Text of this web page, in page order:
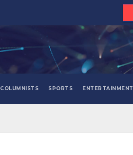
COLUMNISTS SPORTS ENTERTAINMENT